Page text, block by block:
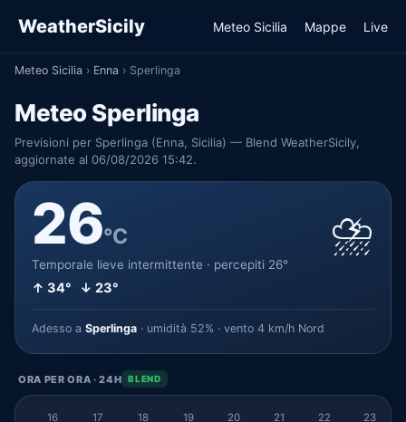
WeatherSicily Meteo Sicilia Mappe Live
Meteo Sicilia › Enna › Sperlinga
Meteo Sperlinga
Previsioni per Sperlinga (Enna, Sicilia) — Blend WeatherSicily,
aggiornate al 06/08/2026 15:42.
26°C
Temporale lieve intermittente · percepiti 26°
↑ 34° ↓ 23°
⛈️
Adesso a Sperlinga · umidità 52% · vento 4 km/h Nord
ORA PER ORA · 24H BLEND
16 17 18 19 20 21 22 23